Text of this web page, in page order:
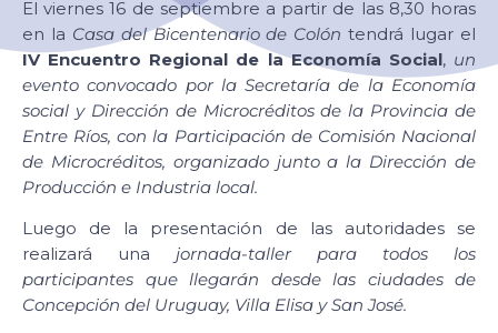
El viernes 16 de septiembre a partir de las 8,30 horas
en la Casa del Bicentenario de Colón tendrá lugar el
IV Encuentro Regional de la Economía Social, un
evento convocado por la Secretaría de la Economía
social y Dirección de Microcréditos de la Provincia de
Entre Ríos, con la Participación de Comisión Nacional
de Microcréditos, organizado junto a la Dirección de
Producción e Industria local.
Luego de la presentación de las autoridades se
realizará una jornada-taller para todos los
participantes que llegarán desde las ciudades de
Concepción del Uruguay, Villa Elisa y San José.